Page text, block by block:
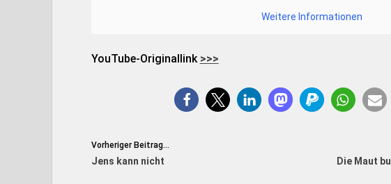
Weitere Informationen
YouTube-Originallink >>>
Vorheriger Beitrag...
Jens kann nicht Die Maut